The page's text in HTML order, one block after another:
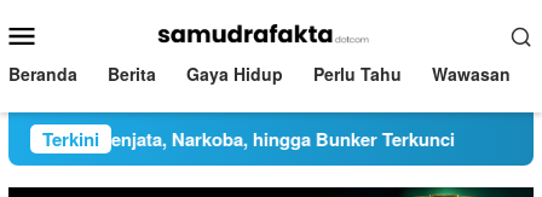
ke
kontenMobile
Beranda Berita Gaya Hidup Perlu Tahu Wawasan
Terkini
Senjata, Narkoba, hingga Bunker Terkunci